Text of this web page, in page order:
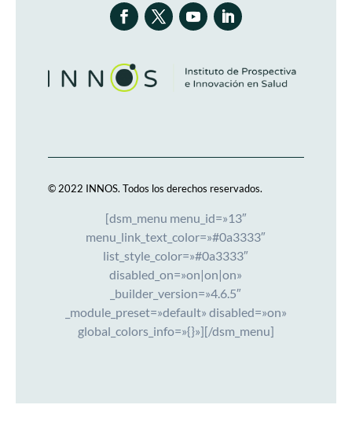
© 2022 INNOS. Todos los derechos reservados.
[dsm_menu menu_id=»13″
menu_link_text_color=»#0a3333″
list_style_color=»#0a3333″
disabled_on=»on|on|on»
_builder_version=»4.6.5″
_module_preset=»default» disabled=»on»
global_colors_info=»{}»][/dsm_menu]